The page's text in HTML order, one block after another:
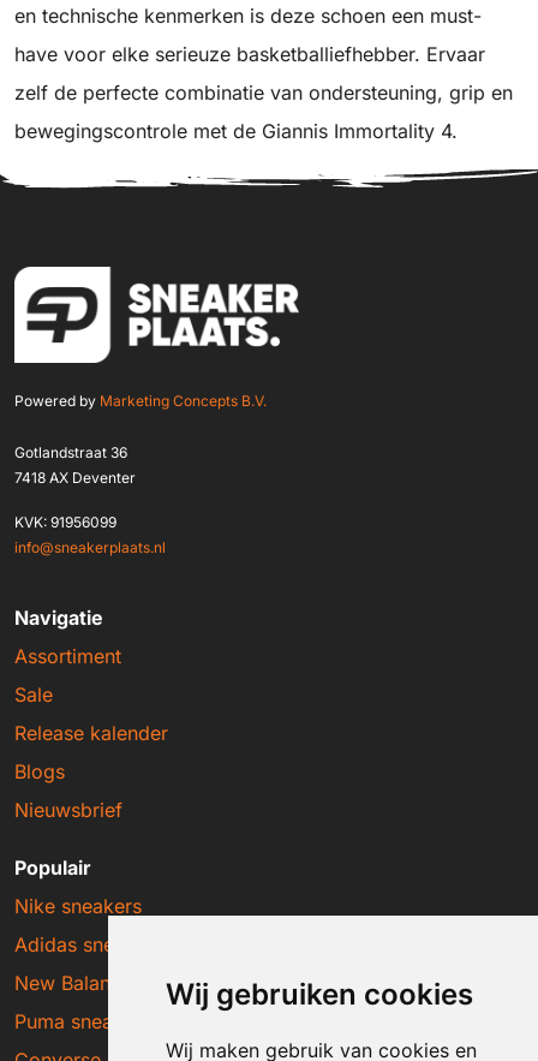
Wij gebruiken cookies
Wij maken gebruik van cookies en
en technische kenmerken is deze schoen een must-
have voor elke serieuze basketballiefhebber. Ervaar
zelf de perfecte combinatie van ondersteuning, grip en
bewegingscontrole met de Giannis Immortality 4.
Powered by Marketing Concepts B.V.
Gotlandstraat 36
7418 AX Deventer
KVK: 91956099
info@sneakerplaats.nl
Navigatie
Assortiment
Sale
Release kalender
Blogs
Nieuwsbrief
Populair
Nike sneakers
Adidas sneakers
New Balance sneakers
Puma sneakers